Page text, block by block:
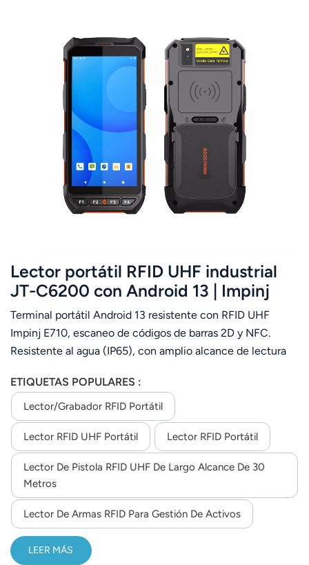
Lector portátil RFID UHF industrial
JT-C6200 con Android 13 | Impinj
E710 | IP65 | Código de barras 2D |
NFC
Terminal portátil Android 13 resistente con RFID UHF
Impinj E710, escaneo de códigos de barras 2D y NFC.
Resistente al agua (IP65), con amplio alcance de lectura
ETIQUETAS POPULARES :
Lector/grabador RFID Portátil
Lector RFID UHF Portátil Lector RFID Portátil
Lector De Pistola RFID UHF De Largo Alcance De 30
Metros
Lector De Armas RFID Para Gestión De Activos
LEER MÁS